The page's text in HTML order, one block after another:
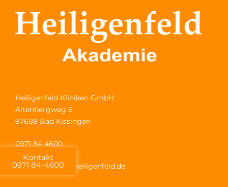
Kontakt
0971 84-4600
Heiligenfeld Kliniken GmbH
Altenbergweg 6
97688 Bad Kissingen
0971 84 4600
info@akademie-heiligenfeld.de